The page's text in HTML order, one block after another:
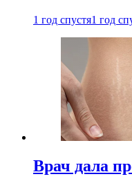
1 год спустя1 год
Врач дала